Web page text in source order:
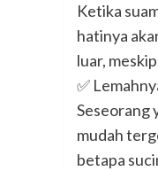
Ketika
hatinya
luar,
✅
Seseorang
mudah
betapa